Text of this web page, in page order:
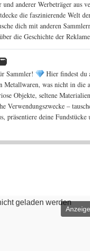
anderer Werbeträger aus
die faszinierende Welt
dich mit anderen
die Geschichte der
Sammler!
Hier findest du
Metallwaren, was nicht in die
Objekte, seltene
Verwendungszwecke –
präsentiere deine